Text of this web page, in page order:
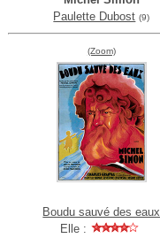
Paulette Dubost (9)
(Zoom)
Boudu sauvé des eaux
Elle :